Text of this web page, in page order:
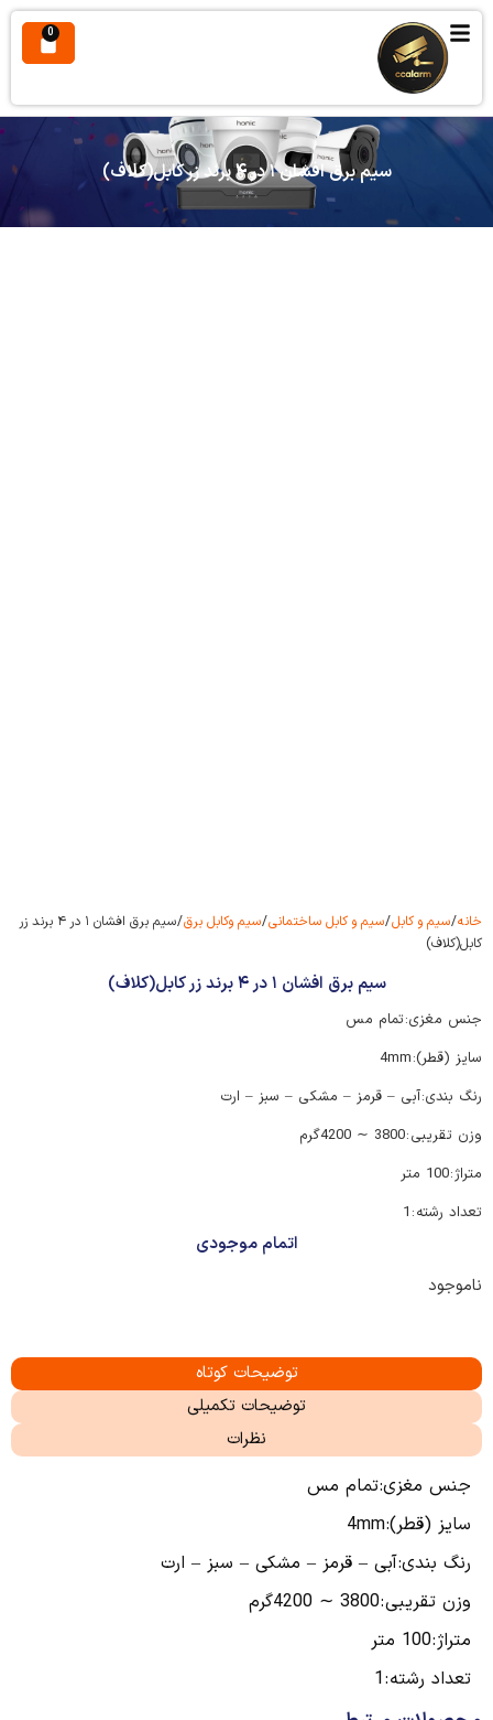
0
سیم برق افشان ۱ در ۴ برند زر کابل(کلاف)
خانه/سیم و کابل/سیم و کابل ساختمانی/سیم وکابل برق
/ سیم برق افشان ۱ در ۴ برند زر
کابل(کلاف)
سیم برق افشان ۱ در ۴ برند زر کابل(کلاف)
جنس مغزی:تمام مس
سایز (قطر):4mm
رنگ بندی:آبی – قرمز – مشکی – سبز – ارت
وزن تقریبی :3800 ∽ 4200گرم
متراژ :100 متر
تعداد رشته : 1
اتمام موجودی
ناموجود
توضیحات کوتاه
توضیحات تکمیلی
نظرات
جنس مغزی:تمام مس
سایز (قطر):4mm
رنگ بندی:آبی – قرمز – مشکی – سبز – ارت
وزن تقریبی :3800 ∽ 4200گرم
متراژ :100 متر
تعداد رشته :1